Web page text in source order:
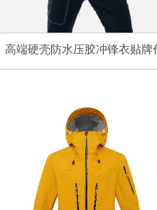
高端硬壳防水压胶冲锋衣贴牌